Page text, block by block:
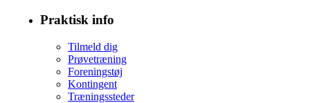
Praktisk info
Tilmeld dig
Prøvetræning
Foreningstøj
Kontingent
Træningssteder